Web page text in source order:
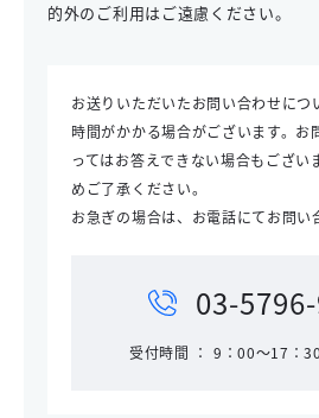
的外のご利用はご遠慮ください。
お送りいただいたお問い合わせにつ
時間がかかる場合がございます。お
ってはお答えできない場合もござい
めご了承ください。
お急ぎの場合は、お電話にてお問い
03-
受付時間 ： 9：00～17：